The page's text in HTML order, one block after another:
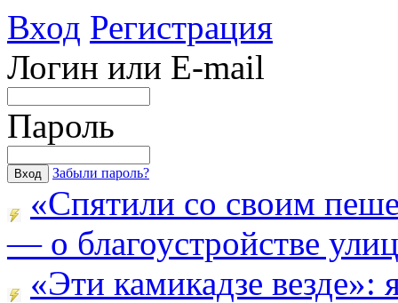
Вход Регистрация
Логин или E-mail
Пароль
Забыли пароль?
«Спятили со своим
— о благоустройстве
«Эти камикадзе везде»: